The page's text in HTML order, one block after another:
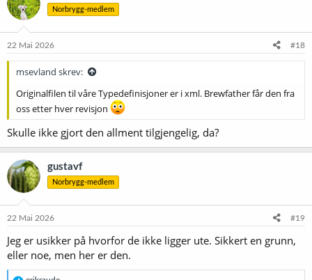
Norbrygg-medlem
22 Mai 2026 #18
msevland skrev:
Originalfilen til våre Typedefinisjoner er i xml. Brewfather får den fra
oss etter hver revisjon
Skulle ikke gjort den allment tilgjengelig, da?
gustavf
Norbrygg-medlem
22 Mai 2026 #19
Jeg er usikker på hvorfor de ikke ligger ute. Sikkert en grunn,
eller noe, men her er den.